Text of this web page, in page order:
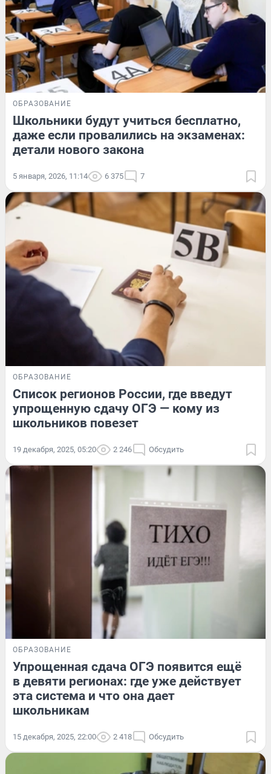
ОБРАЗОВАНИЕ
Школьники будут учиться бесплатно,
даже если провалились на экзаменах:
детали нового закона
5 января, 2026, 11:14 6 375 7
ОБРАЗОВАНИЕ
Список регионов России, где введут
упрощенную сдачу ОГЭ — кому из
школьников повезет
19 декабря, 2025, 05:20 2 246 Обсудить
ОБРАЗОВАНИЕ
Упрощенная сдача ОГЭ появится ещё
в девяти регионах: где уже действует
эта система и что она дает
школьникам
15 декабря, 2025, 22:00 2 418 Обсудить